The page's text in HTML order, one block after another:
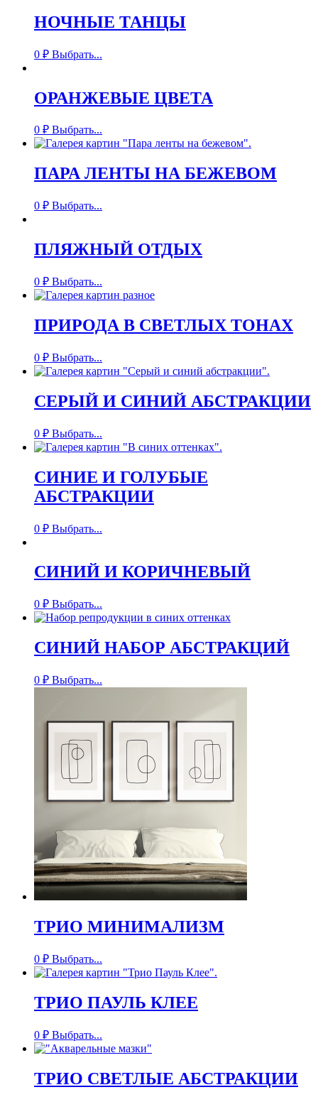
НОЧНЫЕ ТАНЦЫ
0 ₽ Выбрать...
ОРАНЖЕВЫЕ ЦВЕТА
0 ₽ Выбрать...
ПАРА ЛЕНТЫ НА БЕЖЕВОМ
0 ₽ Выбрать...
ПЛЯЖНЫЙ ОТДЫХ
0 ₽ Выбрать...
ПРИРОДА В СВЕТЛЫХ ТОНАХ
0 ₽ Выбрать...
СЕРЫЙ И СИНИЙ АБСТРАКЦИИ
0 ₽ Выбрать...
СИНИЕ И ГОЛУБЫЕ
АБСТРАКЦИИ
0 ₽ Выбрать...
СИНИЙ И КОРИЧНЕВЫЙ
0 ₽ Выбрать...
СИНИЙ НАБОР АБСТРАКЦИЙ
0 ₽ Выбрать...
ТРИО МИНИМАЛИЗМ
0 ₽ Выбрать...
ТРИО ПАУЛЬ КЛЕЕ
0 ₽ Выбрать...
ТРИО СВЕТЛЫЕ АБСТРАКЦИИ